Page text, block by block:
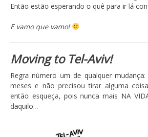
Então estão esperando o quê para ir lá
E vamo que vamo!
Moving to Tel-Aviv!
Regra número um de qualquer
meses e não precisou tirar alguma
então esqueça, pois nunca mais NA
daquilo…